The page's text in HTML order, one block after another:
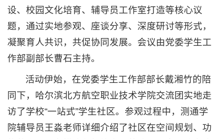
设、校园文化培育、辅导员工作室打造等核心议
题，通过实地参观、座谈分享、深度研讨等形式，
凝聚育人共识，共促协同发展。会议由党委学生工
作部副部长曹石主持。
活动伊始，在党委学生工作部部长戴湘竹的陪
同下，哈尔滨北方航空职业技术学院交流团实地走
访了学校“一站式”学生社区。参观过程中，测通学
院辅导员王淼老师详细介绍了社区在空间规划、功